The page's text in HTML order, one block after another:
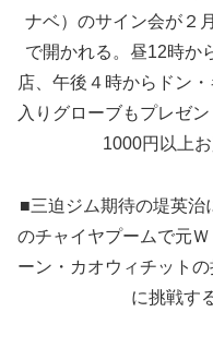
ナベ）のサイン会が２
で開かれる。昼12時か
店、午後４時からドン
入りグローブもプレゼ
1000円以上
■三迫ジム期待の堤英治
のチャイヤプームで元
ーン・カオウィチット
に挑戦す